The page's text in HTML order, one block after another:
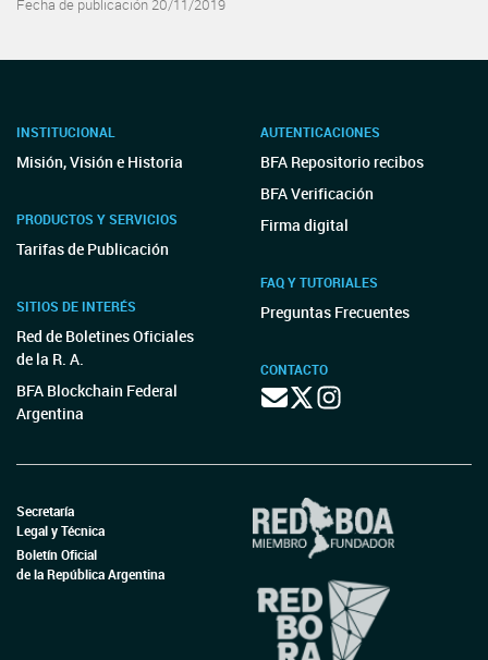
Fecha de publicación 20/11/2019
INSTITUCIONAL
Misión, Visión e Historia
PRODUCTOS Y SERVICIOS
Tarifas de Publicación
SITIOS DE INTERÉS
Red de Boletines Oficiales
de la R. A.
BFA Blockchain Federal
Argentina
AUTENTICACIONES
BFA Repositorio recibos
BFA Verificación
Firma digital
FAQ Y TUTORIALES
Preguntas Frecuentes
CONTACTO
Secretaría
Legal y Técnica
Boletín Oficial
de la República Argentina